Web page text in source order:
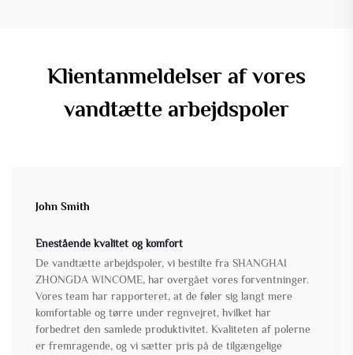
Klientanmeldelser af vores
vandtætte arbejdspoler
John Smith
Enestående kvalitet og komfort
De vandtætte arbejdspoler, vi bestilte fra SHANGHAI
ZHONGDA WINCOME, har overgået vores forventninger.
Vores team har rapporteret, at de føler sig langt mere
komfortable og tørre under regnvejret, hvilket har
forbedret den samlede produktivitet. Kvaliteten af polerne
er fremragende, og vi sætter pris på de tilgængelige